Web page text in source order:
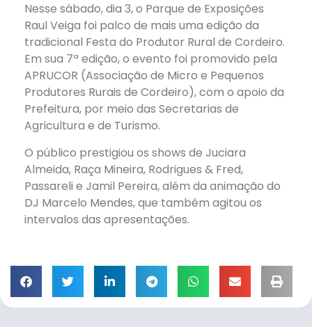
Nesse sábado, dia 3, o Parque de Exposições
Raul Veiga foi palco de mais uma edição da
tradicional Festa do Produtor Rural de Cordeiro.
Em sua 7ª edição, o evento foi promovido pela
APRUCOR (Associação de Micro e Pequenos
Produtores Rurais de Cordeiro), com o apoio da
Prefeitura, por meio das Secretarias de
Agricultura e de Turismo.
O público prestigiou os shows de Juciara
Almeida, Raça Mineira, Rodrigues & Fred,
Passareli e Jamil Pereira, além da animação do
DJ Marcelo Mendes, que também agitou os
intervalos das apresentações.